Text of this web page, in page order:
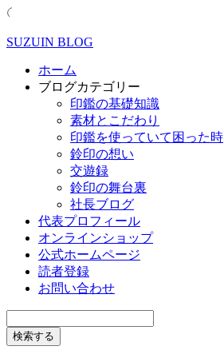
SUZUIN BLOG
ホーム
ブログカテゴリー
印鑑の基礎知識
素材とこだわり
印鑑を使っていて困った時
鈴印の想い
交遊録
鈴印の舞台裏
社長ブログ
代表プロフィール
オンラインショップ
公式ホームページ
読者登録
お問い合わせ